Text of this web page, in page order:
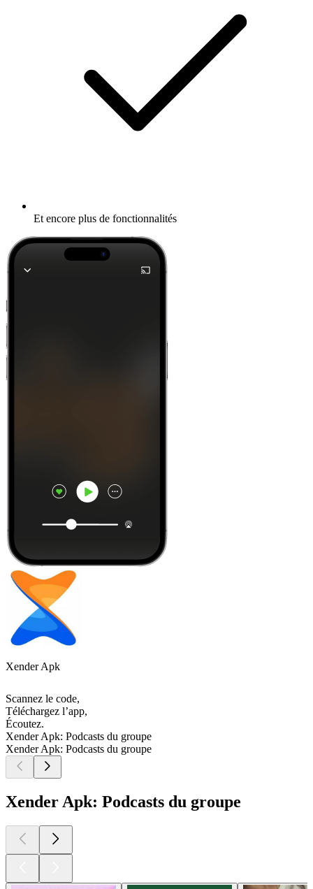
Et encore plus de fonctionnalités
Xender Apk
Scannez le code,
Téléchargez l’app,
Écoutez.
Xender Apk: Podcasts du groupe
Xender Apk: Podcasts du groupe
Xender Apk: Podcasts du groupe